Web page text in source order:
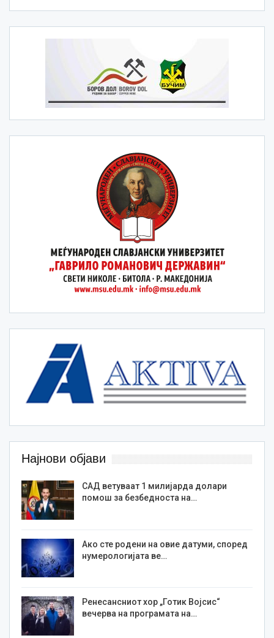
Најнови објави
САД ветуваат 1 милијарда долари
помош за безбедноста на…
Ако сте родени на овие датуми, според
нумерологијата ве…
Ренесансниот хор „Готик Војсис“
вечерва на програмата на…